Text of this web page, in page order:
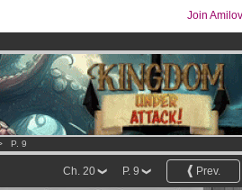
Join
now
P. 9
Prev.
P. 9
Ch. 20